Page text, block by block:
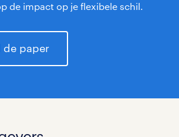
de impact op je flexibele schil.
de paper